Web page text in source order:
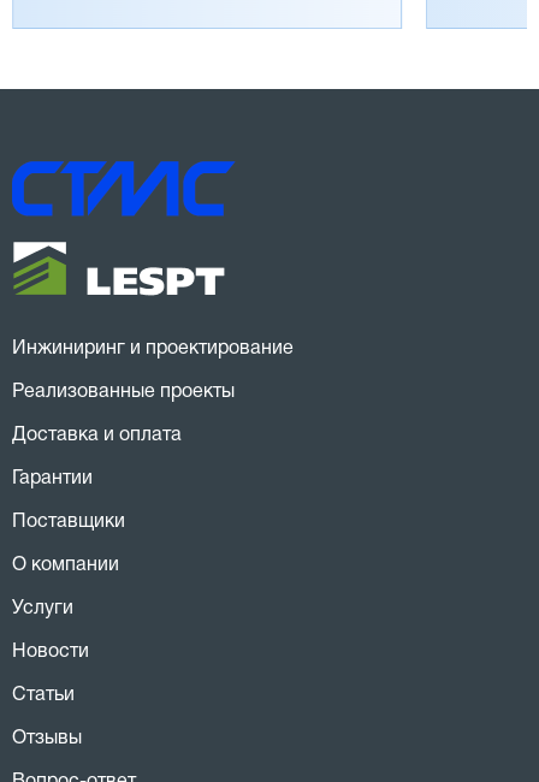
Инжиниринг и проектирование
Реализованные проекты
Доставка и оплата
Гарантии
Поставщики
О компании
Услуги
Новости
Статьи
Отзывы